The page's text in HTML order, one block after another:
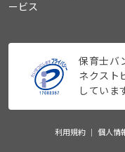
ービス
保育士バ
ネクスト
していま
利用規約 個人情